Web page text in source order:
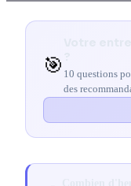
🎯 10 questions
des